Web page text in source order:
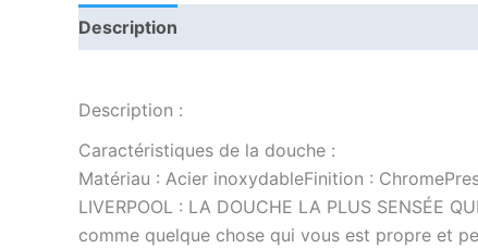
Description
Description :
Caractéristiques de la douche :
Matériau : Acier inoxydableFinition :
LIVERPOOL : LA DOUCHE LA PLUS SENSÉE
comme quelque chose qui vous est propre et